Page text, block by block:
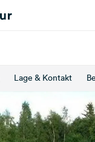
Lage & Kontakt